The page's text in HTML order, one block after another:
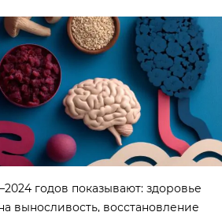
годов показывают: здоровье
выносливость, восстановление